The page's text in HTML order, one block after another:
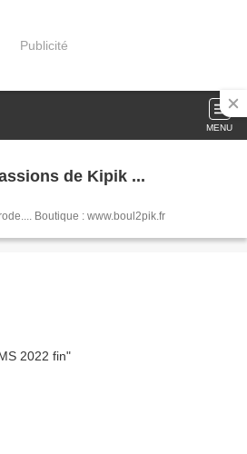
Publicité
MENU
Au fil des Passions de Kipik ...
De fil en aiguille, l'amitié se brode.... Boutique : www.boul2pik.fr